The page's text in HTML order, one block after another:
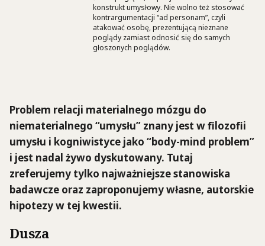
konstrukt umysłowy. Nie wolno też stosować
kontrargumentacji “ad personam”, czyli
atakować osobę, prezentującą nieznane
poglądy zamiast odnosić się do samych
głoszonych poglądów.
Problem relacji materialnego mózgu do
niematerialnego “umysłu” znany jest w filozofii
umysłu i kogniwistyce jako “body-mind problem”
i jest nadal żywo dyskutowany. Tutaj
zreferujemy tylko najważniejsze stanowiska
badawcze oraz zaproponujemy własne, autorskie
hipotezy w tej kwestii.
Dusza